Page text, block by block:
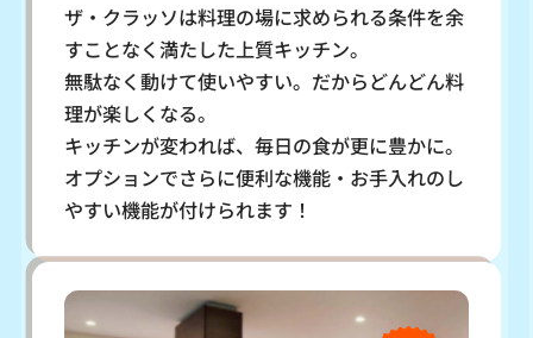
ザ・クラッソは料理の場に求められる条件を余
すことなく満たした上質キッチン。
無駄なく動けて使いやすい。だからどんどん料
理が楽しくなる。
キッチンが変われば、毎日の食が更に豊かに。
オプションでさらに便利な機能・お手入れのし
やすい機能が付けられます！